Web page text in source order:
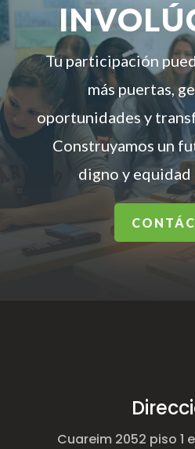
Tu participación
más puertas,
oportunidades y
Construyamos un
digno y equidad
Cuareim 2052 piso 1